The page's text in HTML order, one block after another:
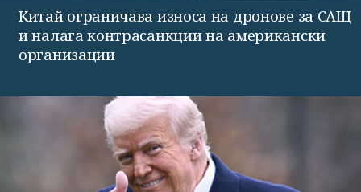
Китай ограничава износа на дронове за САЩ
и налага контрасанкции на американски
организации